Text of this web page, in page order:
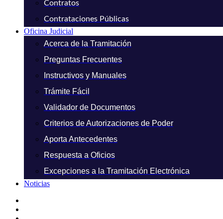
Contratos
Contrataciones Públicas
Oficina Judicial
Acerca de la Tramitación
Preguntas Frecuentes
Instructivos y Manuales
Trámite Fácil
Validador de Documentos
Criterios de Autorizaciones de Poder
Aporta Antecedentes
Respuesta a Oficios
Excepciones a la Tramitación Electrónica
Noticias